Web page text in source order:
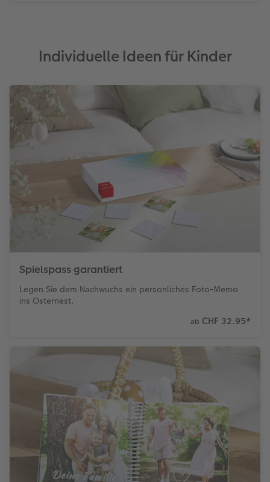
Individuelle Ideen für Kinder
Spielspass garantiert
Legen Sie dem Nachwuchs ein persönliches Foto-Memo
ins Osternest.
ab CHF 32.95*